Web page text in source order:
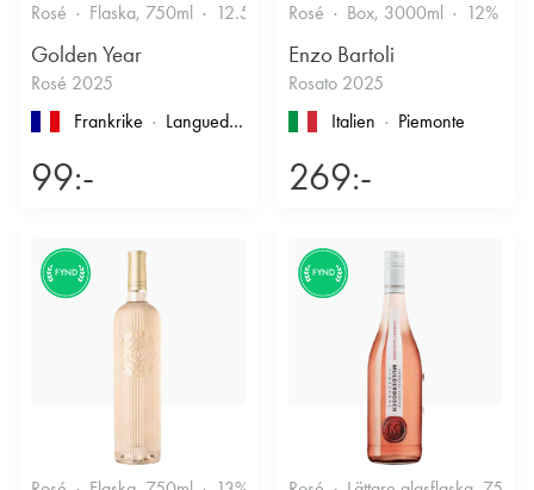
Rosé Flaska, 750ml 12.5% Friskt & Bärigt
Golden Year
Rosé 2025
Frankrike
Languedoc-Roussillon , Pays d'Oc
99:-
Rosé Box, 3000ml 12%
Enzo Bartoli
Rosato 2025
Italien
Piemonte
269:-
FYND FYND